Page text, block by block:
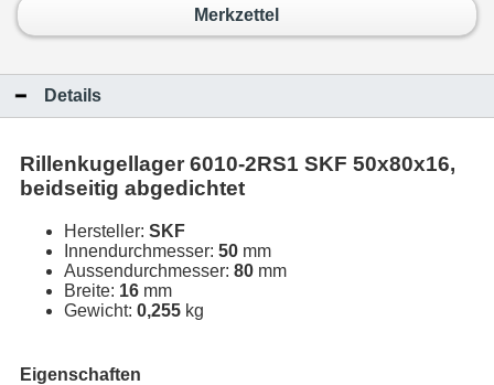
Merkzettel
Details
Rillenkugellager 6010-2RS1 SKF 50x80x16,
beidseitig abgedichtet
Hersteller: SKF
Innendurchmesser: 50 mm
Aussendurchmesser: 80 mm
Breite: 16 mm
Gewicht: 0,255 kg
Eigenschaften